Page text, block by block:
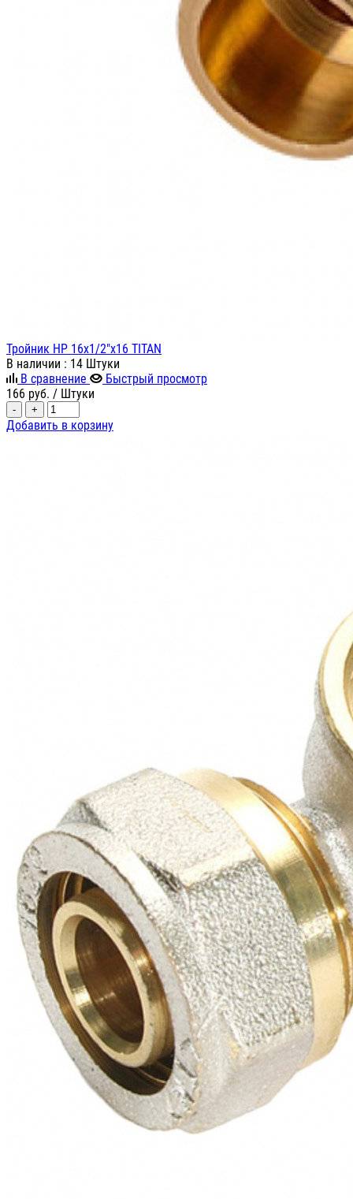
Тройник НР 16х1/2"х16 TITAN
В наличии : 14 Штуки
В сравнение
Быстрый просмотр
166 руб. / Штуки
- +
Добавить в корзину